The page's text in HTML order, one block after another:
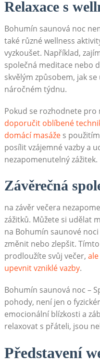
Relaxace ⁣s
Bohumín saunová ⁤noc
také‌ různé wellness
vyzkoušet. Například,
společná meditace nebo
skvělým​ způsobem, jak
náročném týdnu.
Pokud se rozhodnete pro
doporučit oblíbené
domácí⁤ masážes použitím
posílit vzájemné ‌vazby a
nezapomenutelný zážitek.
Závěrečná
na závěr večera‍
zážitků. ‌Můžete si udělat
na Bohumín saunové
změnit nebo zlepšit.​
prodloužíte svůj večer,
upevnit ⁢vzniklé vazby.
Bohumín ⁢saunová noc –
pohody, není jen o
emocionální blízkosti a
relaxovat⁣ s přáteli, jsou⁣
Představení